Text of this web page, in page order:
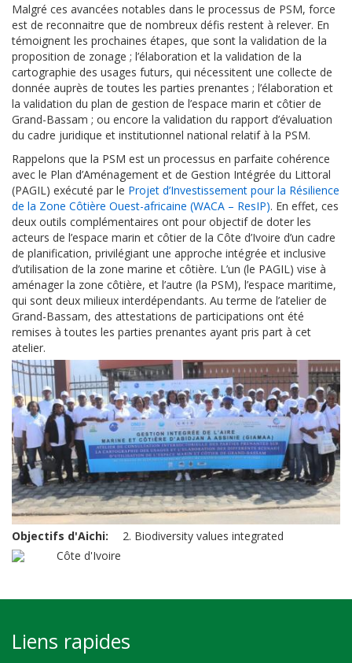
Malgré ces avancées notables dans le processus de PSM, force
est de reconnaitre que de nombreux défis restent à relever. En
témoignent les prochaines étapes, que sont la validation de la
proposition de zonage ; l’élaboration et la validation de la
cartographie des usages futurs, qui nécessitent une collecte de
donnée auprès de toutes les parties prenantes ; l’élaboration et
la validation du plan de gestion de l’espace marin et côtier de
Grand-Bassam ; ou encore la validation du rapport d’évaluation
du cadre juridique et institutionnel national relatif à la PSM.
Rappelons que la PSM est un processus en parfaite cohérence
avec le Plan d’Aménagement et de Gestion Intégrée du Littoral
(PAGIL) exécuté par le Projet d’Investissement pour la Résilience
de la Zone Côtière Ouest-africaine (WACA – ResIP). En effet, ces
deux outils complémentaires ont pour objectif de doter les
acteurs de l’espace marin et côtier de la Côte d’Ivoire d’un cadre
de planification, privilégiant une approche intégrée et inclusive
d’utilisation de la zone marine et côtière. L’un (le PAGIL) vise à
aménager la zone côtière, et l’autre (la PSM), l’espace maritime,
qui sont deux milieux interdépendants. Au terme de l’atelier de
Grand-Bassam, des attestations de participations ont été
remises à toutes les parties prenantes ayant pris part à cet
atelier.
Objectifs d'Aichi
2. Biodiversity values integrated
Côte d'Ivoire
Liens rapides